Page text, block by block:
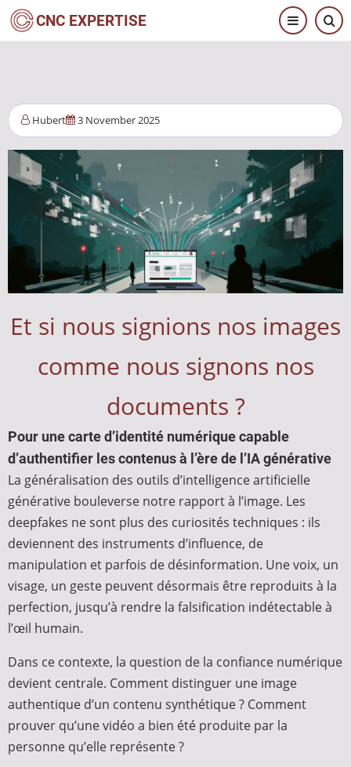
Aller
au
CNC EXPERTISE
Hubert 3 November 2025
Et si nous signions nos images
comme nous signons nos
documents ?
Pour une carte d’identité numérique capable
d’authentifier les contenus à l’ère de l’IA générative
La généralisation des outils d’intelligence artificielle
générative bouleverse notre rapport à l’image. Les
deepfakes ne sont plus des curiosités techniques : ils
deviennent des instruments d’influence, de
manipulation et parfois de désinformation. Une voix, un
visage, un geste peuvent désormais être reproduits à la
perfection, jusqu’à rendre la falsification indétectable à
l’œil humain.
Dans ce contexte, la question de la confiance numérique
devient centrale. Comment distinguer une image
authentique d’un contenu synthétique ? Comment
prouver qu’une vidéo a bien été produite par la
personne qu’elle représente ?